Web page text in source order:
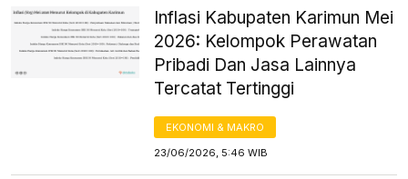
Inflasi Kabupaten Karimun Mei
2026: Kelompok Perawatan
Pribadi Dan Jasa Lainnya
Tercatat Tertinggi
EKONOMI & MAKRO
23/06/2026, 5:46 WIB